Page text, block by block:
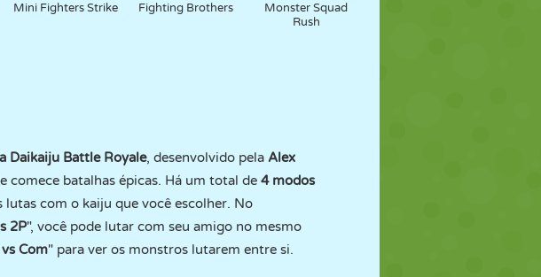
Mini Fighters Strike Fighting Brothers
Monster Squad
Rush
Daikaiju Battle Royale, desenvolvido pela Alex
comece batalhas épicas. Há um total de 4 modos
com o kaiju que você escolher. No
2P", você pode lutar com seu amigo no mesmo
Com" para ver os monstros lutarem entre si.